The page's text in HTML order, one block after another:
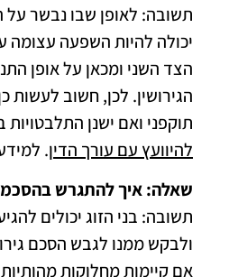
תשובה: לאופן שבו נבשר
יכולה להיות השפעה עצומה
הצד השני ומכאן על אופן
הגירושין. לכן, חשוב לעשות
תוקפני ואם ישנן התלבטויות
להיוועץ עם עורך הדין.
שאלה: איך להתגרש
תשובה: בני הזוג יכולים
ולבקש ממנו לגבש הסכם
אם קיימות מחלוקות